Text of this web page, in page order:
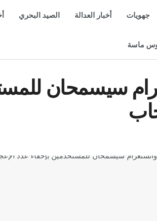
جهويات أخبار العدالة الصيد البحري
ماسة
سيسمحان